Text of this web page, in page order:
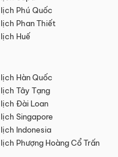
lịch Phú Quốc
lịch Phan Thiết
lịch Huế
lịch Hàn Quốc
lịch Tây Tạng
lịch Đài Loan
lịch Singapore
lịch Indonesia
lịch Phượng Hoàng Cổ Trấn